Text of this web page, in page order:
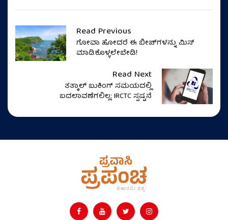
Read Previous
ಗೋವಾ ಹೋದರೆ ಈ ಬೀಚ್‌ಗಳನ್ನು ಮಿಸ್‌
ಮಾಡಿಕೊಳ್ಳಲೇಬೇಡಿ!
Read Next
ತತ್ಕಾಲ್ ಬುಕಿಂಗ್ ಸಮಯದಲ್ಲಿ
ಬದಲಾವಣೆಗಲಿಲ್ಲ: IRCTC ಸ್ಪಷ್ಟನೆ